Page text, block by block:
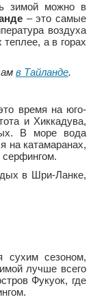
зимой можно в
– это самые
воздуха
а в горах
в Тайланде.
время на юго-
и Хиккадува,
В море вода
на катамаранах,
серфингом.
в Шри-Ланке,
сухим сезоном,
лучше всего
Фукуок, где